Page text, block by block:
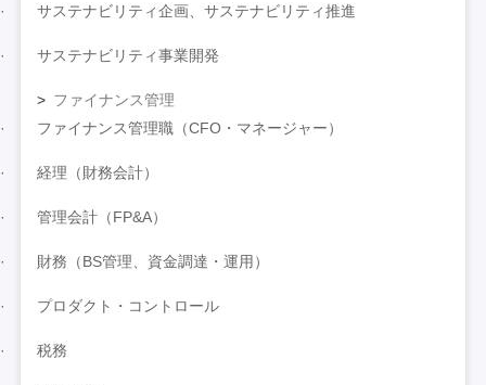
サステナビリティ企画、サステナビリティ推進
サステナビリティ事業開発
ファイナンス管理
ファイナンス管理職（CFO・マネージャー）
経理（財務会計）
管理会計（FP&A）
財務（BS管理、資金調達・運用）
プロダクト・コントロール
税務